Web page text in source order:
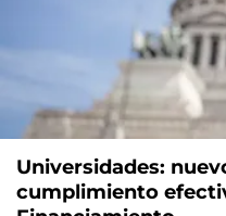
Universidades:
cumplimiento